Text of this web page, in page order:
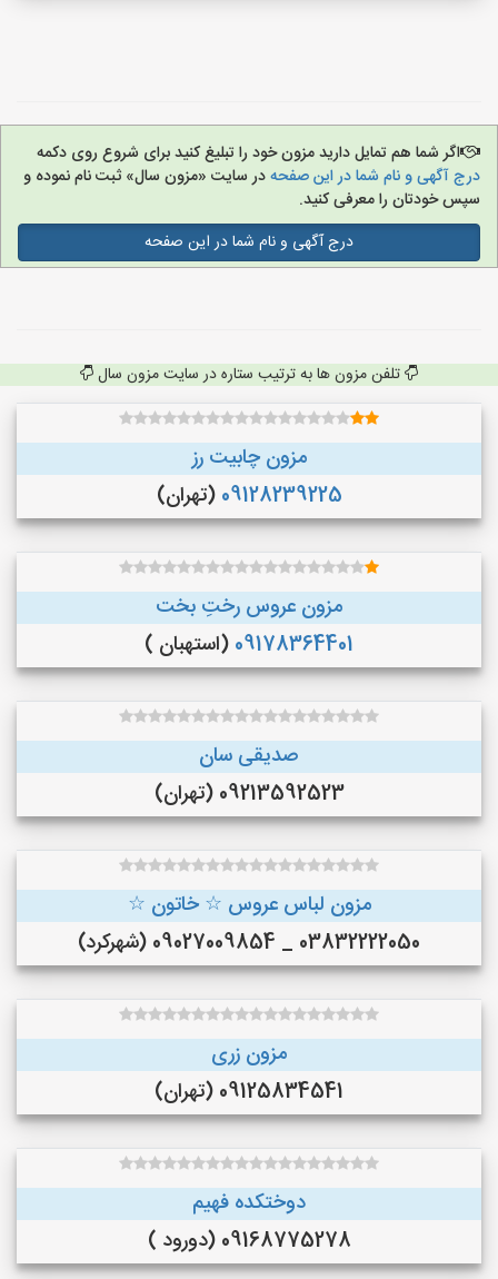
اگر شما هم تمایل دارید مزون خود را تبلیغ کنید برای شروع روی دکمه
درج آگهی و نام شما در این صفحهدر سایت «مزون سال» ثبت نام نموده و
سپس خودتان را معرفی کنید.
درج آگهی و نام شما در این صفحه
تلفن مزون ها به ترتیب ستاره در سایت مزون سال
مزون چابیت رز
09128239225 (تهران)
مزون عروس رختِ بخت
09178364401 (استهبان )
صدیقی سان
09213592523 (تهران)
مزون لباس عروس ☆ خاتون ☆
03832222050 _ 09027009854 (شهرکرد)
مزون زری
09125834541 (تهران)
دوختکده فهیم
09168775278 (دورود )